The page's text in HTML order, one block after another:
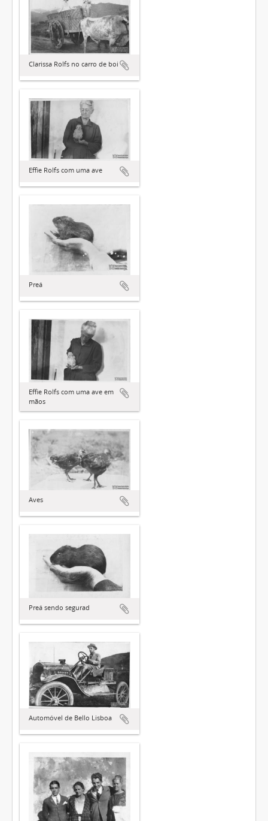
Clarissa Rolfs no carro de boi
Effie Rolfs com uma ave
Preá
Effie Rolfs com uma ave em
mãos
Aves
Preá sendo segurad
Automóvel de Bello Lisboa